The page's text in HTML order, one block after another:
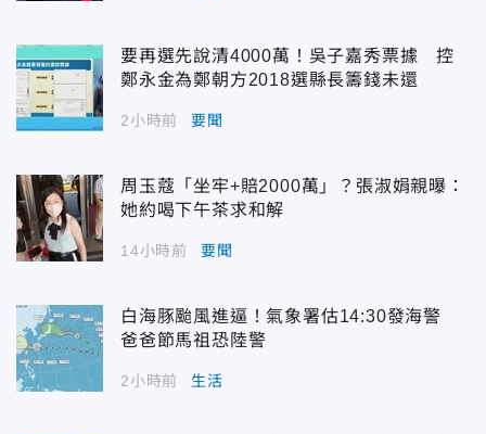
要再選先說清4000萬！吳子嘉秀票據 控
鄭永金為鄭朝方2018選縣長籌錢未還
2小時前 要聞
周玉蔻「坐牢+賠2000萬」？張淑娟親曝：
她約喝下午茶求和解
14小時前 要聞
白海豚颱風進逼！氣象署估14:30發海警
爸爸節馬祖恐陸警
2小時前 生活